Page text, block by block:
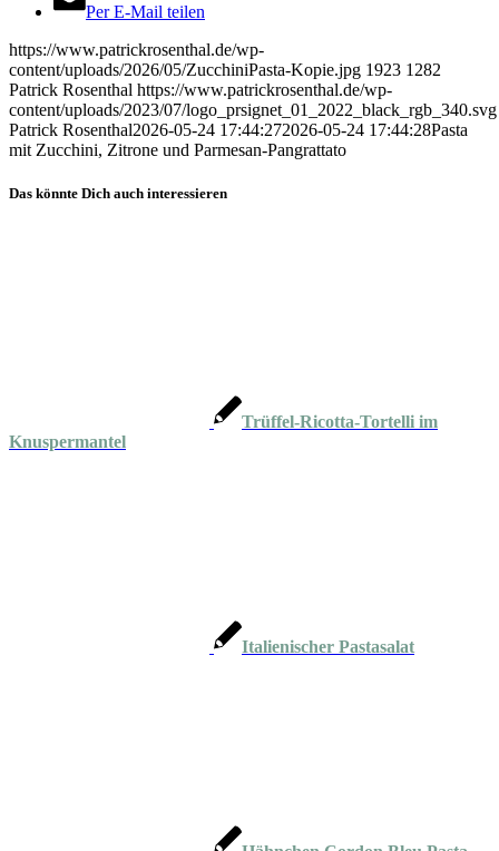
Per E-Mail teilen
https://www.patrickrosenthal.de/wp-
content/uploads/2026/05/ZucchiniPasta-Kopie.jpg 1923 1282
Patrick Rosenthal https://www.patrickrosenthal.de/wp-
content/uploads/2023/07/logo_prsignet_01_2022_black_rgb_340.svg
Patrick Rosenthal2026-05-24 17:44:272026-05-24 17:44:28Pasta
mit Zucchini, Zitrone und Parmesan-Pangrattato
Das könnte Dich auch interessieren
Trüffel-Ricotta-Tortelli im
Knuspermantel
Italienischer Pastasalat